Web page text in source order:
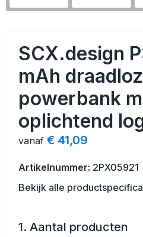
Veiligheid, Auto en Fiets
Anti-stress
Kerst
Sinterklaas
Strandtassen
Waterbestendige tassen
Reistassensets
Duffeltassen
SCX.design
mAh
powerbank
oplichtend
vanaf € 41,09
Artikelnummer: 2PX05921
Bekijk alle
1. Aantal producten